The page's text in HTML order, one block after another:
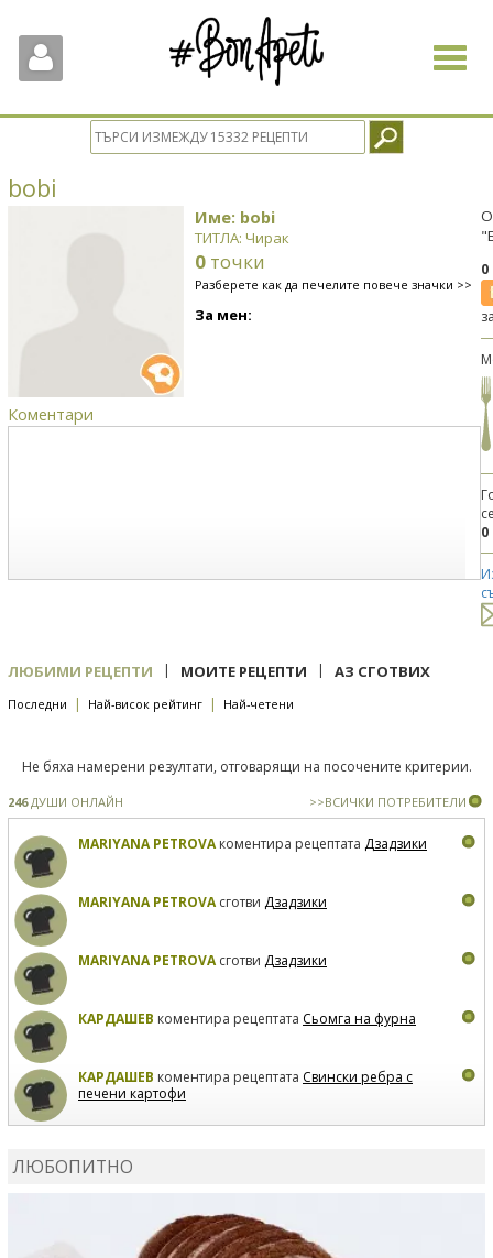
Toggle
bobi
Име: bobi
ТИТЛА: Чирак
0 точки
Разберете как да печелите повече значки >>
За мен:
Коментари
0
ЛЮБИМИ РЕЦЕПТИ | МОИТЕ РЕЦЕПТИ | АЗ СГОТВИХ
Последни | Най-висок рейтинг | Най-четени
Не бяха намерени резултати, отговарящи на посочените критерии.
246ДУШИ ОНЛАЙН >>ВСИЧКИ ПОТРЕБИТЕЛИ
MARIYANA PETROVAкоментира рецептата Дзадзики
MARIYANA PETROVAсготви Дзадзики
MARIYANA PETROVAсготви Дзадзики
КАРДАШЕВ коментира рецептата Сьомга на фурна
КАРДАШЕВ коментира рецептата Свински ребра с
печени картофи
ЛЮБОПИТНО